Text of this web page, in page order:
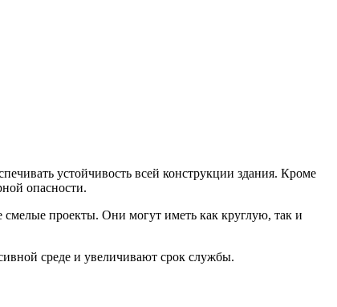
устойчивость всей конструкции здания. Кроме
опасности.
проекты. Они могут иметь как круглую, так и
среде и увеличивают срок службы.